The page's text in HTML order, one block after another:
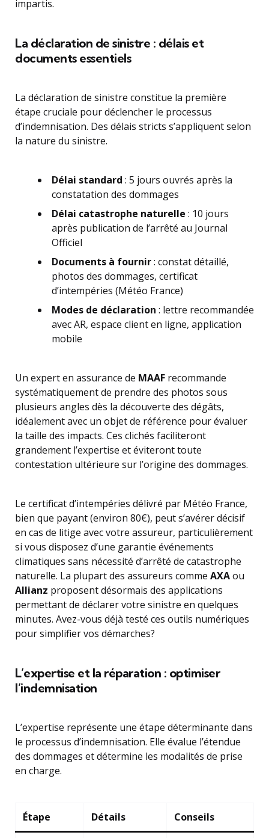
impartis.
La déclaration de sinistre : délais et
documents essentiels
La déclaration de sinistre constitue la première
étape cruciale pour déclencher le processus
d’indemnisation. Des délais stricts s’appliquent selon
la nature du sinistre.
Délai standard : 5 jours ouvrés après la
constatation des dommages
Délai catastrophe naturelle : 10 jours
après publication de l’arrêté au Journal
Officiel
Documents à fournir: constat détaillé,
photos des dommages, certificat
d’intempéries (Météo France)
Modes de déclaration : lettre recommandée
avec AR, espace client en ligne, application
mobile
Un expert en assurance de MAAF recommande
systématiquement de prendre des photos sous
plusieurs angles dès la découverte des dégâts,
idéalement avec un objet de référence pour évaluer
la taille des impacts. Ces clichés faciliteront
grandement l’expertise et éviteront toute
contestation ultérieure sur l’origine des dommages.
Le certificat d’intempéries délivré par Météo France,
bien que payant (environ 80€), peut s’avérer décisif
en cas de litige avec votre assureur, particulièrement
si vous disposez d’une garantie événements
climatiques sans nécessité d’arrêté de catastrophe
naturelle. La plupart des assureurs comme AXAou
Allianz proposent désormais des applications
permettant de déclarer votre sinistre en quelques
minutes. Avez-vous déjà testé ces outils numériques
pour simplifier vos démarches?
L’expertise et la réparation : optimiser
l’indemnisation
L’expertise représente une étape déterminante dans
le processus d’indemnisation. Elle évalue l’étendue
des dommages et détermine les modalités de prise
en charge.
Étape Détails Conseils